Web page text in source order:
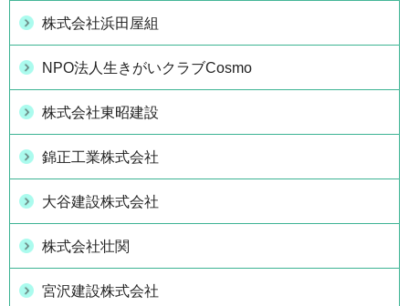
株式会社浜田屋組
NPO法人生きがいクラブCosmo
株式会社東昭建設
錦正工業株式会社
大谷建設株式会社
株式会社壮関
宮沢建設株式会社